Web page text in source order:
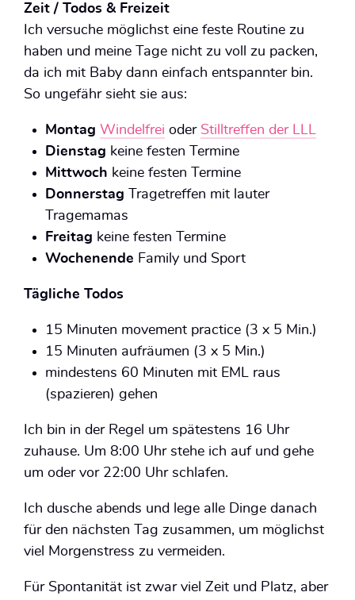
Zeit / Todos & Freizeit
Ich versuche möglichst eine feste Routine zu
haben und meine Tage nicht zu voll zu packen,
da ich mit Baby dann einfach entspannter bin.
So ungefähr sieht sie aus:
Montag Windelfrei oder Stilltreffen der LLL
Dienstag keine festen Termine
Mittwoch keine festen Termine
Donnerstag Tragetreffen mit lauter
Tragemamas
Freitag keine festen Termine
Wochenende Family und Sport
Tägliche Todos
15 Minuten movement practice (3 x 5 Min.)
15 Minuten aufräumen (3 x 5 Min.)
mindestens 60 Minuten mit EML raus
(spazieren) gehen
Ich bin in der Regel um spätestens 16 Uhr
zuhause. Um 8:00 Uhr stehe ich auf und gehe
um oder vor 22:00 Uhr schlafen.
Ich dusche abends und lege alle Dinge danach
für den nächsten Tag zusammen, um möglichst
viel Morgenstress zu vermeiden.
Für Spontanität ist zwar viel Zeit und Platz, aber